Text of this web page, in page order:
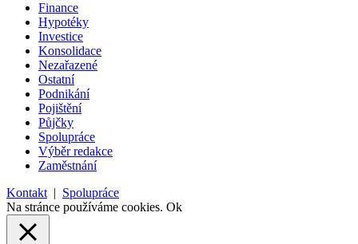
Finance
Hypotéky
Investice
Konsolidace
Nezařazené
Ostatní
Podnikání
Pojištění
Půjčky
Spolupráce
Výběr redakce
Zaměstnání
Kontakt | Spolupráce
Na stránce používáme cookies. Ok